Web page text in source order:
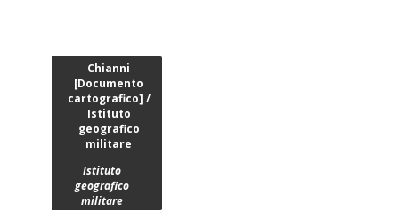
Chianni
[Documento
cartografico] /
Istituto
geografico
militare
Istituto
geografico
militare